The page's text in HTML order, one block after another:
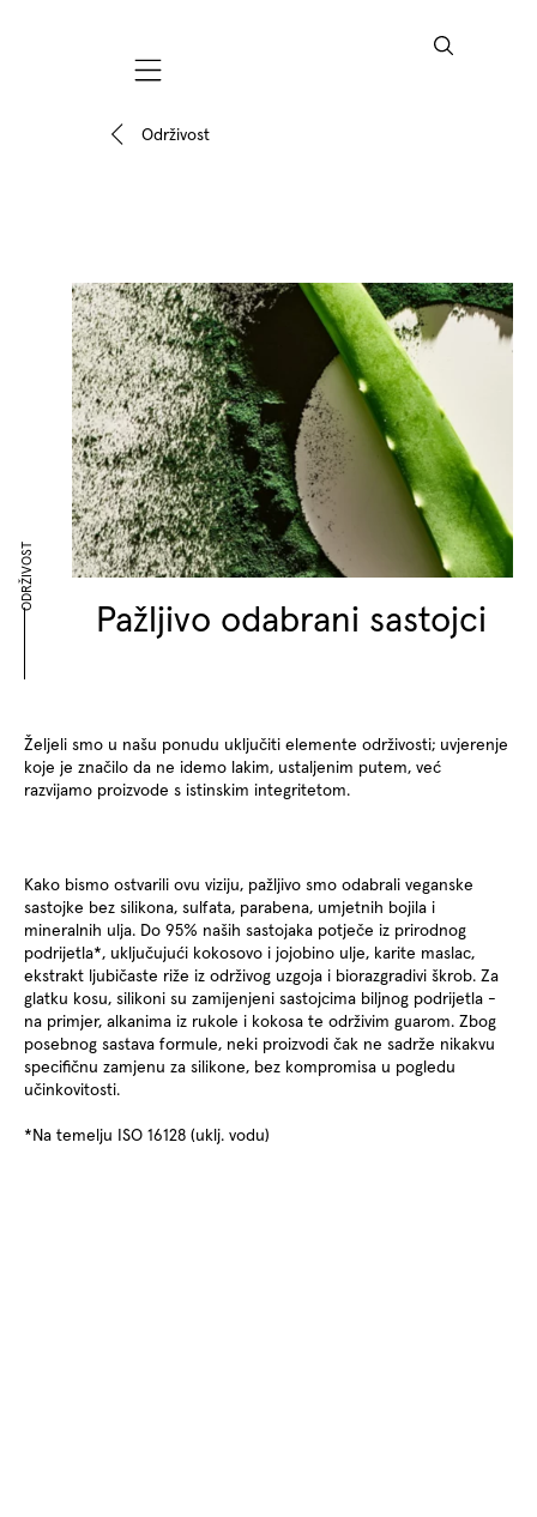
Mobile navigation
Održivost
Pažljivo odabrani sastojci
ODRŽIVOST
Željeli smo u našu ponudu uključiti elemente održivosti; uvjerenje
koje je značilo da ne idemo lakim, ustaljenim putem, već
razvijamo proizvode s istinskim integritetom.
Kako bismo ostvarili ovu viziju, pažljivo smo odabrali veganske
sastojke bez silikona, sulfata, parabena, umjetnih bojila i
mineralnih ulja. Do 95% naših sastojaka potječe iz prirodnog
podrijetla*, uključujući kokosovo i jojobino ulje, karite maslac,
ekstrakt ljubičaste riže iz održivog uzgoja i biorazgradivi škrob. Za
glatku kosu, silikoni su zamijenjeni sastojcima biljnog podrijetla -
na primjer, alkanima iz rukole i kokosa te održivim guarom. Zbog
posebnog sastava formule, neki proizvodi čak ne sadrže nikakvu
specifičnu zamjenu za silikone, bez kompromisa u pogledu
učinkovitosti.
*Na temelju ISO 16128 (uklj. vodu)